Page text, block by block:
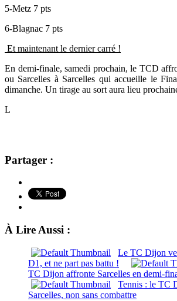
5-Metz 7 pts
6-Blagnac 7 pts
Et maintenant le dernier carré !
En demi-finale, samedi prochain, le TCD
ou Sarcelles à Sarcelles qui accueille le
dimanche. Un tirage au sort aura lieu
L
Partager :
À Lire Aussi :
Le TC Dijon
D1, et ne part pas battu !
TC Dijon affronte Sarcelles en demi-
Tennis : le TC
Sarcelles, non sans combattre